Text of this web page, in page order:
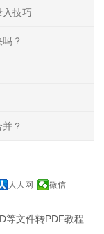
技巧
？
？
人人网 微信
等文件转PDF教程